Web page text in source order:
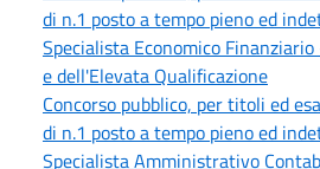
di n.1 posto a tempo pieno ed
Specialista Economico
e dell'Elevata Qualificazione
Concorso pubblico, per titoli ed
di n.1 posto a tempo pieno ed
Specialista Amministrativo